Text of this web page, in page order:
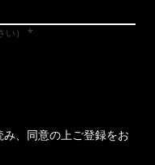
）
み、同意の上ご登録をお